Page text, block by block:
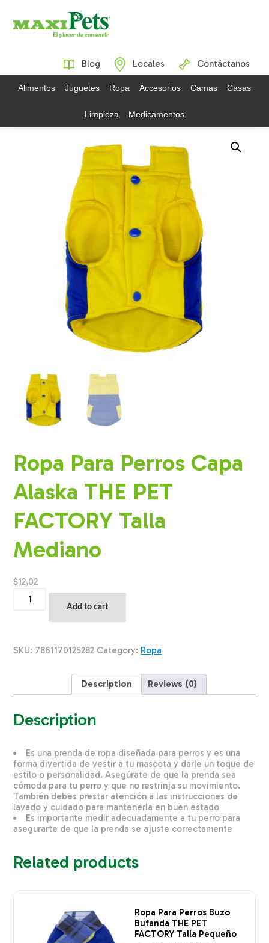
Blog Locales Contáctanos
Alimentos Juguetes Ropa Accesorios Camas Casas
Limpieza Medicamentos
Ropa Para Perros Capa
Alaska THE PET
FACTORY Talla
Mediano
$12,02
Para
THE
Add to cart
SKU: 7861170125282 Category: Ropa
Description Reviews (0)
Description
Es una prenda de ropa diseñada para perros y es una
forma divertida de vestir a tu mascota y darle un toque de
estilo o personalidad. Asegúrate de que la prenda sea
cómoda para tu perro y que no restrinja su movimiento.
También debes prestar atención a las instrucciones de
lavado y cuidado para mantenerla en buen estado
Es importante medir adecuadamente a tu perro para
asegurarte de que la prenda se ajuste correctamente
Related products
Ropa Para Perros Buzo
Bufanda THE PET
FACTORY Talla Pequeño